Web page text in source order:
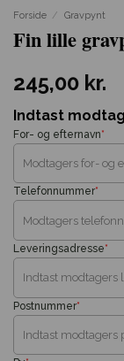
Forside / Gravpynt
Fin lille
245,00 kr.
Indtast
*
For- og efternavn
*
Telefonnummer
*
Leveringsadresse
*
Postnummer